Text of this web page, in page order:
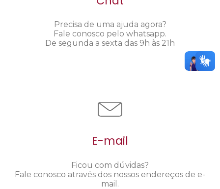
Precisa de uma ajuda agora?
Fale conosco pelo whatsapp.
De segunda a sexta das 9h às 21h
E-mail
Ficou com dúvidas?
Fale conosco através dos nossos endereços de e-
mail.